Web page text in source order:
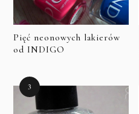
Pięć neonowych lakierów
od INDIGO